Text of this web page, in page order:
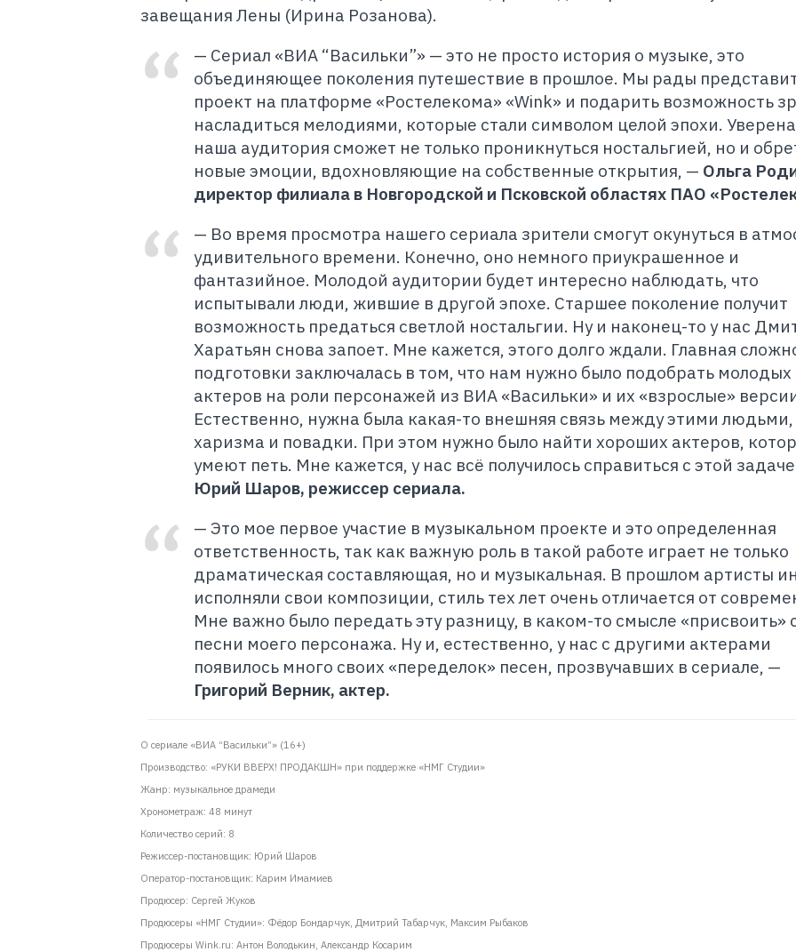
завещания Лены (Ирина Розанова).
— Сериал «ВИА “Васильки”» — это не просто история о музыке, это
объединяющее поколения путешествие в прошлое. Мы рады
проект на платформе «Ростелекома» «Wink» и подарить возможность
насладиться мелодиями, которые стали символом целой эпохи.
наша аудитория сможет не только проникнуться ностальгией, но и
новые эмоции, вдохновляющие на собственные открытия, — Ольга
директор филиала в Новгородской и Псковской областях ПАО
— Во время просмотра нашего сериала зрители смогут окунуться в
удивительного времени. Конечно, оно немного приукрашенное и
фантазийное. Молодой аудитории будет интересно наблюдать, что
испытывали люди, жившие в другой эпохе. Старшее поколение получит
возможность предаться светлой ностальгии. Ну и наконец-то у нас
Харатьян снова запоет. Мне кажется, этого долго ждали. Главная
подготовки заключалась в том, что нам нужно было подобрать молодых
актеров на роли персонажей из ВИА «Васильки» и их «взрослые»
Естественно, нужна была какая-то внешняя связь между этими
харизма и повадки. При этом нужно было найти хороших актеров,
умеют петь. Мне кажется, у нас всё получилось справиться с этой
Юрий Шаров, режиссер сериала.
— Это мое первое участие в музыкальном проекте и это определенная
ответственность, так как важную роль в такой работе играет не только
драматическая составляющая, но и музыкальная. В прошлом артисты
исполняли свои композиции, стиль тех лет очень отличается от
Мне важно было передать эту разницу, в каком-то смысле «присвоить»
песни моего персонажа. Ну и, естественно, у нас с другими актерами
появилось много своих «переделок» песен, прозвучавших в сериале, —
Григорий Верник, актер.
О сериале «ВИА “Васильки”» (16+)
Производство: «РУКИ ВВЕРХ! ПРОДАКШН» при поддержке «НМГ Студии»
Жанр: музыкальное драмеди
Хронометраж: 48 минут
Количество серий: 8
Режиссер-постановщик: Юрий Шаров
Оператор-постановщик: Карим Имамиев
Продюсер: Сергей Жуков
Продюсеры «НМГ Студии»: Фёдор Бондарчук, Дмитрий Табарчук, Максим Рыбаков
Продюсеры Wink.ru: Антон Володькин, Александр Косарим